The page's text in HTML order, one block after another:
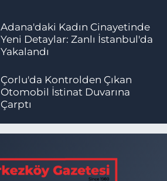
Adana'daki Kadın Cinayetinde
Yeni Detaylar: Zanlı İstanbul'da
Yakalandı
Çorlu'da Kontrolden Çıkan
Otomobil İstinat Duvarına
Çarptı